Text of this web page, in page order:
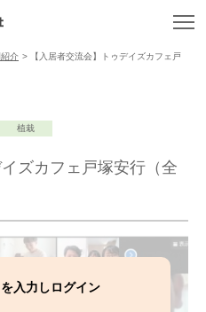
介 >
【入居者交流会】トゥデイズカフェ戸
植栽
ズカフェ戸塚安行（全
入力しログイン